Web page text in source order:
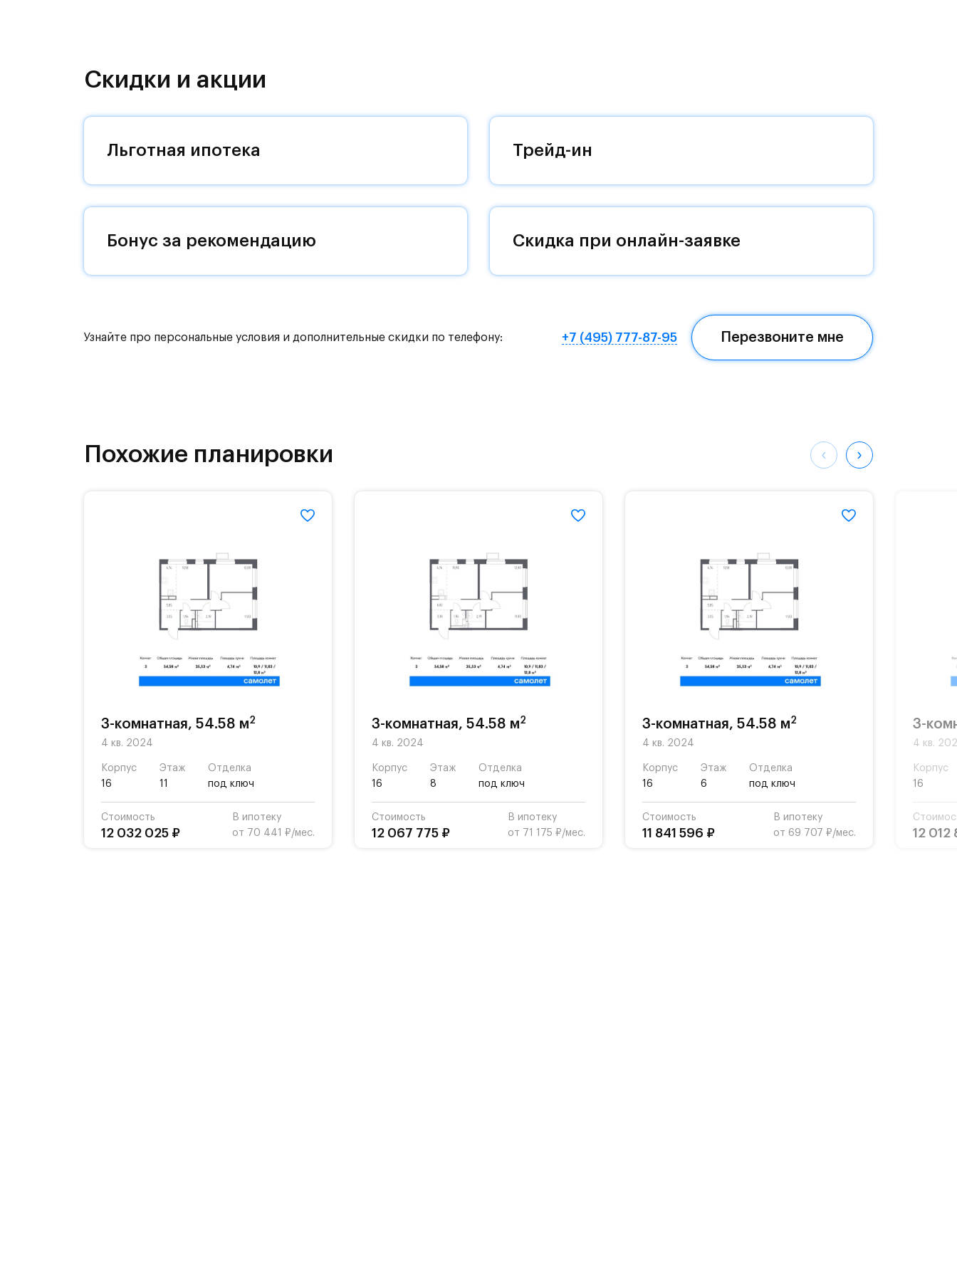
Группа "Самолет" помогает своим клиентам сэкономить не только деньги, но и время на
программе привилегий.
брендов.#yan19-2r1508680#
Скидки и акции
Льготная ипотека Трейд-ин
Бонус за рекомендацию Скидка при онлайн-заявке
Узнайте про персональные условия и дополнительные скидки по телефону: +7 (495) 777-87-95 Перезвоните мне
Похожие планировки
3-комнатная, 54.58 м2
4 кв. 2024
Корпус
16
Этаж
11
Отделка
под ключ
Стоимость
12 032 025 ₽
В ипотеку
от 70 441 ₽/мес.
3-комнатная, 54.58 м2
4 кв. 2024
Корпус
16
Этаж
8
Отделка
под ключ
Стоимость
12 067 775 ₽
В ипотеку
от 71 175 ₽/мес.
3-комнатная, 54.58 м2
4 кв. 2024
Корпус
16
Этаж
6
Отделка
под ключ
Стоимость
11 841 596 ₽
В ипотеку
от 69 707 ₽/мес.
3-
4 кв.
Корпус
16
12 012